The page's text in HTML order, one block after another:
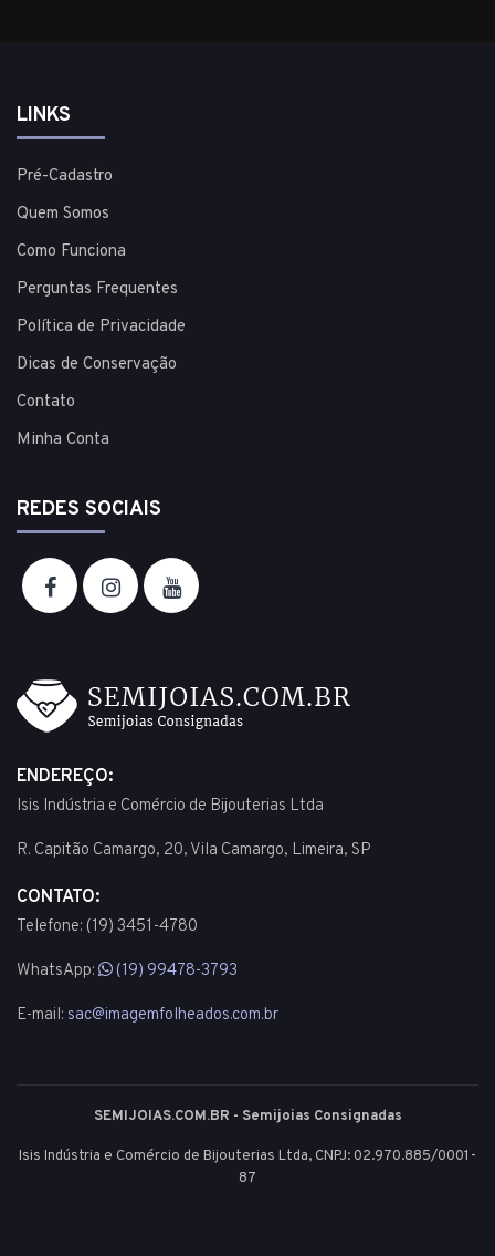
LINKS
Pré-Cadastro
Quem Somos
Como Funciona
Perguntas Frequentes
Política de Privacidade
Dicas de Conservação
Contato
Minha Conta
REDES SOCIAIS
ENDEREÇO:
Isis Indústria e Comércio de Bijouterias Ltda
R. Capitão Camargo, 20, Vila Camargo, Limeira, SP
CONTATO:
Telefone: (19) 3451-4780
WhatsApp: (19) 99478-3793
E-mail: sac@imagemfolheados.com.br
SEMIJOIAS.COM.BR - Semijoias Consignadas
Isis Indústria e Comércio de Bijouterias Ltda, CNPJ: 02.970.885/0001-
87